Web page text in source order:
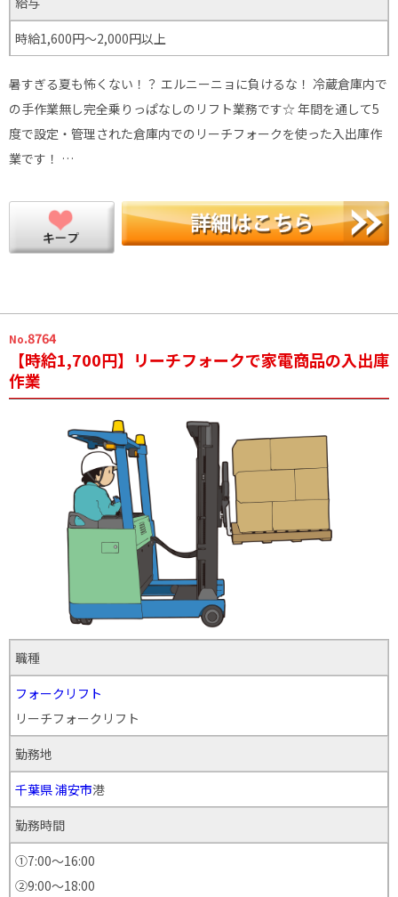
時給1,600円～2,000円以上
暑すぎる夏も怖くない！？ エルニーニョに負けるな！ 冷蔵倉庫内で
の手作業無し完全乗りっぱなしのリフト業務です☆ 年間を通して5
度で設定・管理された倉庫内でのリーチフォークを使った入出庫作
業です！ …
No.8764
【時給1,700円】リーチフォークで家電商品の入出庫
作業
職種
フォークリフト
リーチフォークリフト
勤務地
千葉県浦安市港
勤務時間
①7:00〜16:00
②9:00～18:00